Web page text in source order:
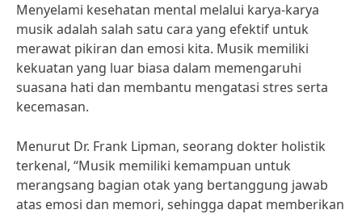
Menyelami kesehatan mental melalui karya-karya
musik adalah salah satu cara yang efektif untuk
merawat pikiran dan emosi kita. Musik memiliki
kekuatan yang luar biasa dalam memengaruhi
suasana hati dan membantu mengatasi stres serta
kecemasan.
Menurut Dr. Frank Lipman, seorang dokter holistik
terkenal, “Musik memiliki kemampuan untuk
merangsang bagian otak yang bertanggung jawab
atas emosi dan memori, sehingga dapat memberikan